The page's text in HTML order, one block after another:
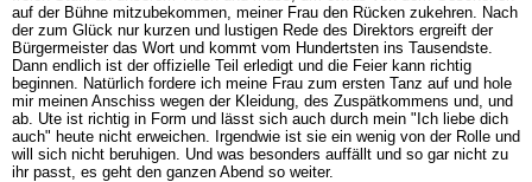
auf der Bühne mitzubekommen, meiner Frau den Rücken zukehren. Nach
der zum Glück nur kurzen und lustigen Rede des Direktors ergreift der
Bürgermeister das Wort und kommt vom Hundertsten ins Tausendste.
Dann endlich ist der offizielle Teil erledigt und die Feier kann richtig
beginnen. Natürlich fordere ich meine Frau zum ersten Tanz auf und hole
mir meinen Anschiss wegen der Kleidung, des Zuspätkommens und, und
ab. Ute ist richtig in Form und lässt sich auch durch mein "Ich liebe dich
auch" heute nicht erweichen. Irgendwie ist sie ein wenig von der Rolle und
will sich nicht beruhigen. Und was besonders auffällt und so gar nicht zu
ihr passt, es geht den ganzen Abend so weiter.